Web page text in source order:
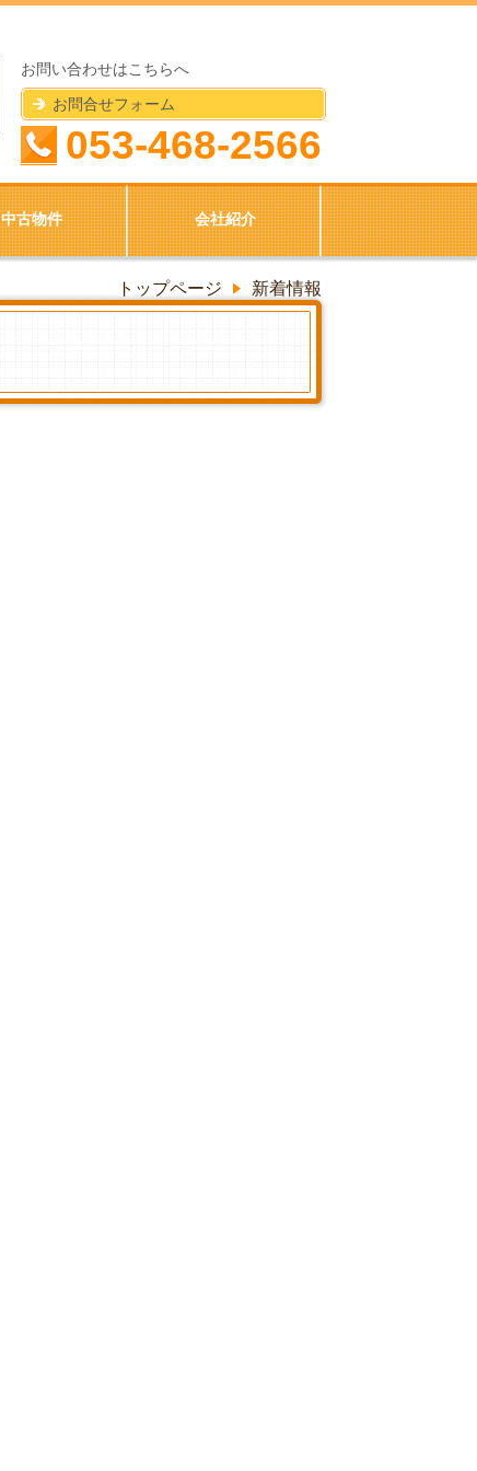
お問い合わせはこちらへ
お問合せフォーム
053-468-2566
中古物件 会社紹介
トップページ 新着情報